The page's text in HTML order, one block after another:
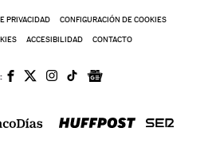
PRIVACIDAD CONFIGURACIÓN DE COOKIES
ACCESIBILIDAD CONTACTO